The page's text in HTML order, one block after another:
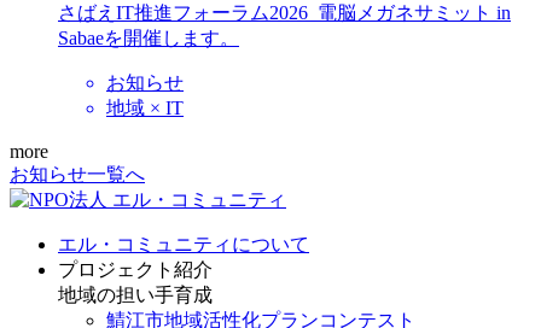
さばえIT推進フォーラム2026_電脳メガネサミット in
Sabaeを開催します。
お知らせ
地域 × IT
more
お知らせ一覧へ
エル・コミュニティについて
プロジェクト紹介
地域の担い手育成
鯖江市地域活性化プランコンテスト